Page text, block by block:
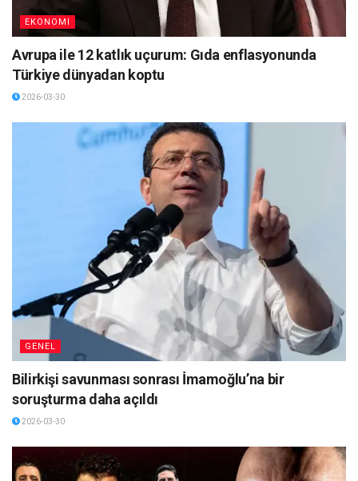
EKONOMI
Avrupa ile 12 katlık uçurum: Gıda enflasyonunda
Türkiye dünyadan koptu
2026-03-30
GENEL
Bilirkişi savunması sonrası İmamoğlu’na bir
soruşturma daha açıldı
2026-03-30